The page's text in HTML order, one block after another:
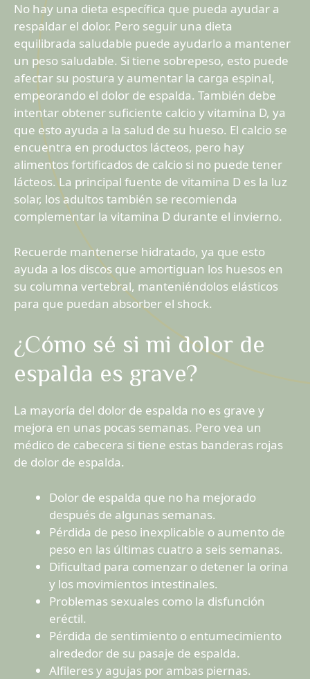
No hay una dieta específica que pueda ayudar a
respaldar el dolor. Pero seguir una dieta
equilibrada saludable puede ayudarlo a mantener
un peso saludable. Si tiene sobrepeso, esto puede
afectar su postura y aumentar la carga espinal,
empeorando el dolor de espalda. También debe
intentar obtener suficiente calcio y vitamina D, ya
que esto ayuda a la salud de su hueso. El calcio se
encuentra en productos lácteos, pero hay
alimentos fortificados de calcio si no puede tener
lácteos. La principal fuente de vitamina D es la luz
solar, los adultos también se recomienda
complementar la vitamina D durante el invierno.
Recuerde mantenerse hidratado, ya que esto
ayuda a los discos que amortiguan los huesos en
su columna vertebral, manteniéndolos elásticos
para que puedan absorber el shock.
¿Cómo sé si mi dolor de
espalda es grave?
La mayoría del dolor de espalda no es grave y
mejora en unas pocas semanas. Pero vea un
médico de cabecera si tiene estas banderas rojas
de dolor de espalda.
Dolor de espalda que no ha mejorado
después de algunas semanas.
Pérdida de peso inexplicable o aumento de
peso en las últimas cuatro a seis semanas.
Dificultad para comenzar o detener la orina
y los movimientos intestinales.
Problemas sexuales como la disfunción
eréctil.
Pérdida de sentimiento o entumecimiento
alrededor de su pasaje de espalda.
Alfileres y agujas por ambas piernas.